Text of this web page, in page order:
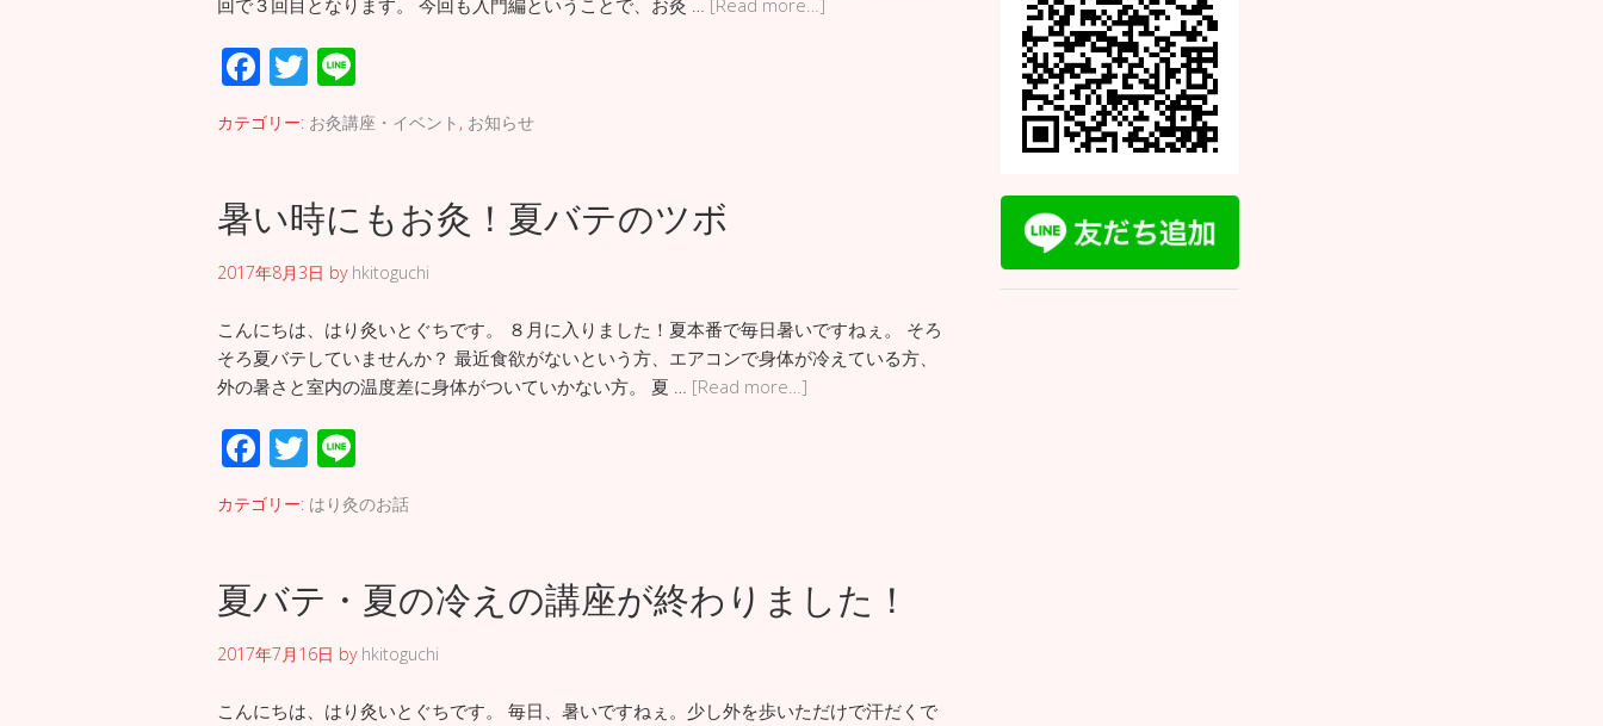
回で３回目となります。 今回も入門編ということで、お灸 … [Read more…]
F
ac
e
o
o
k
T
wi
tt
n
e
カテゴリー: お灸講座・イベント , お知らせ
暑い時にもお灸！夏バテのツボ
2017年8月3日 by hkitoguchi
こんにちは、はり灸いとぐちです。 ８月に入りました！夏本番で毎日暑いですねぇ。 そろ
そろ夏バテしていませんか？ 最近食欲がないという方、エアコンで身体が冷えている方、
外の暑さと室内の温度差に身体がついていかない方。 夏 … [Read more…]
F
ac
e
o
o
k
T
wi
tt
n
e
カテゴリー: はり灸のお話
夏バテ・夏の冷えの講座が終わりました！
2017年7月16日 by hkitoguchi
こんにちは、はり灸いとぐちです。 毎日、暑いですねぇ。少し外を歩いただけで汗だくで